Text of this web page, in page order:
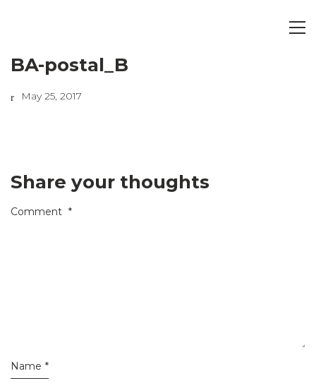
BA-postal_B
May 25, 2017
Share your thoughts
Comment *
Name *